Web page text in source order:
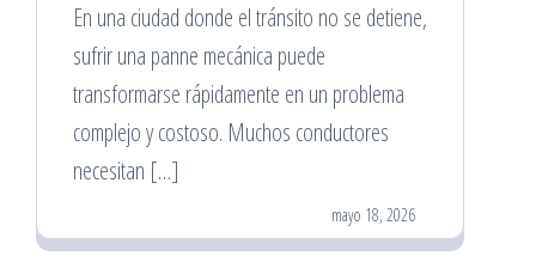
En una ciudad donde el tránsito no se detiene,
sufrir una panne mecánica puede
transformarse rápidamente en un problema
complejo y costoso. Muchos conductores
necesitan […]
mayo 18, 2026